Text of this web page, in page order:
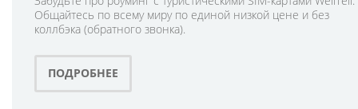
Общайтесь по всему миру по единой низкой цене и без
коллбэка (обратного звонка).
ПОДРОБНЕЕ